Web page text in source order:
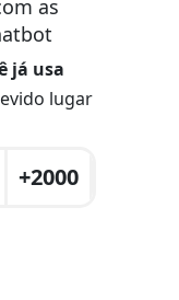
as
já usa
lugar
+2000